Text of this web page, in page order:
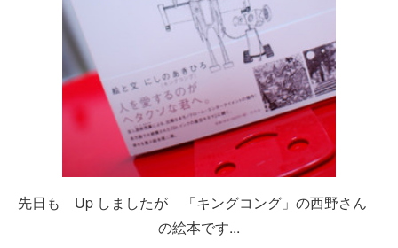
先日も Up しましたが 「キングコング」の西野さん
の絵本です...